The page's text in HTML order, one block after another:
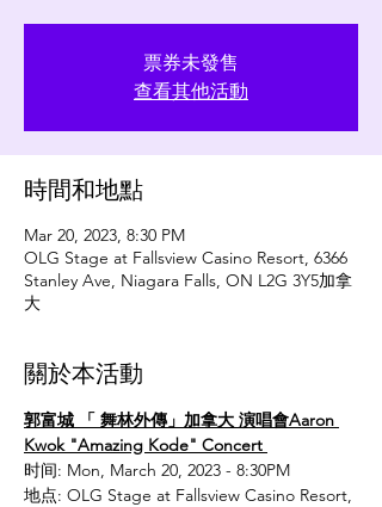
票券未發售
查看其他活動
時間和地點
Mar 20, 2023, 8:30 PM
OLG Stage at Fallsview Casino Resort, 6366
Stanley Ave, Niagara Falls, ON L2G 3Y5加拿
大
關於本活動
郭富城 「 舞林外傳」加拿大 演唱會Aaron
Kwok "Amazing Kode" Concert
时间: Mon, March 20, 2023 - 8:30PM
地点: OLG Stage at Fallsview Casino Resort,